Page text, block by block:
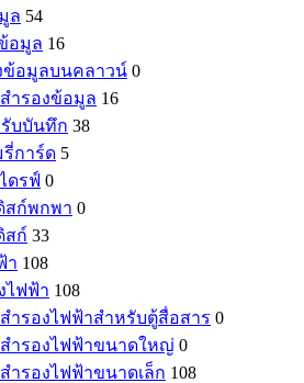
ล 54
อมูล 16
ข้อมูลบนคลาวน์ 0
สำรองข้อมูล 16
บบันทึก 38
รี่การ์ด 5
ดรฟ์ 0
สก์พกพา 0
สก์ 33
า 108
ไฟฟ้า 108
สำรองไฟฟ้าสำหรับตู้สื่อสาร 0
สำรองไฟฟ้าขนาดใหญ่ 0
สำรองไฟฟ้าขนาดเล็ก 108